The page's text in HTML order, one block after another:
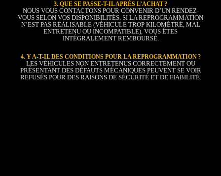
3. QUE SE PASSE-T-IL APRÈS L’ACHAT ?
NOUS VOUS CONTACTONS POUR CONVENIR D’UN RENDEZ-
VOUS SELON VOS DISPONIBILITÉS. SI LA REPROGRAMMATION
N’EST PAS RÉALISABLE (VÉHICULE TROP KILOMÉTRÉ, MAL
ENTRETENU OU INCOMPATIBLE), VOUS ÊTES
INTÉGRALEMENT REMBOURSÉ.
4. Y A-T-IL DES CONDITIONS POUR LA REPROGRAMMATION ?
LES VÉHICULES NON ENTRETENUS CORRECTEMENT OU
PRÉSENTANT DES DÉFAUTS MÉCANIQUES PEUVENT SE VOIR
REFUSÉS POUR DES RAISONS DE SÉCURITÉ ET DE FIABILITÉ.